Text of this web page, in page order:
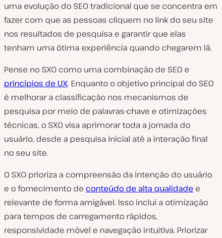
uma evolução do SEO tradicional que se concentra em
fazer com que as pessoas cliquem no link do seu site
nos resultados de pesquisa e garantir que elas
tenham uma ótima experiência quando chegarem lá.
Pense no SXO como uma combinação de SEO e
princípios de UX. Enquanto o objetivo principal do SEO
é melhorar a classificação nos mecanismos de
pesquisa por meio de palavras-chave e otimizações
técnicas, o SXO visa aprimorar toda a jornada do
usuário, desde a pesquisa inicial até a interação final
no seu site.
O SXO prioriza a compreensão da intenção do usuário
e o fornecimento de conteúdo de alta qualidade e
relevante de forma amigável. Isso inclui a otimização
para tempos de carregamento rápidos,
responsividade móvel e navegação intuitiva. Priorizar